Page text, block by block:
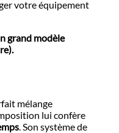
votre équipement
grand modèle
mélange
lui confère
. Son système de